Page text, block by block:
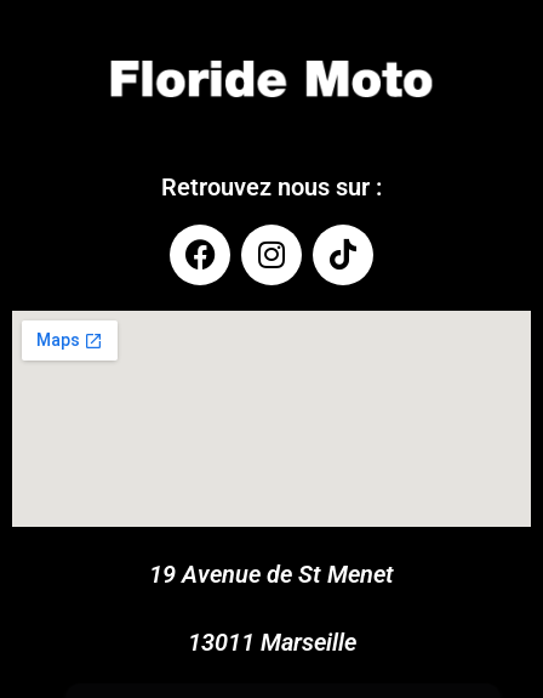
Retrouvez nous sur :
19 Avenue de St Menet
13011 Marseille